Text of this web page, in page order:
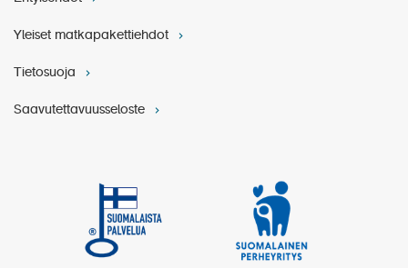
Yleiset matkapakettiehdot
Tietosuoja
Saavutettavuusseloste